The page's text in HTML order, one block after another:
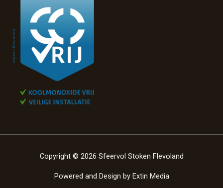
Copyright © 2026 Sfeervol Stoken Flevoland
Powered and Design by Extin Media